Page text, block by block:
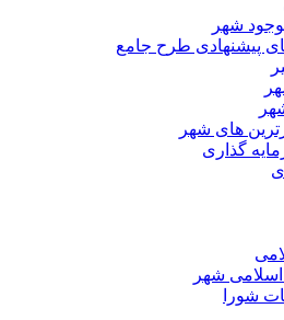
شهر
پیشنهادی طرح جامع
های شهر
گذاری
شهر
شورا